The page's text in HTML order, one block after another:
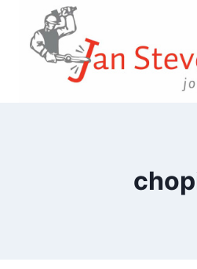
Doorgaan
inhoud